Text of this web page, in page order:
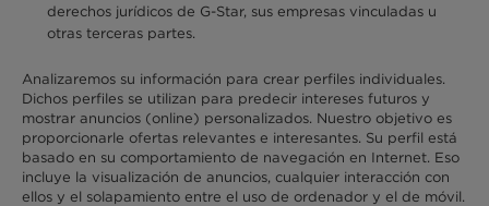
derechos jurídicos de G-Star, sus empresas vinculadas u
otras terceras partes.
Analizaremos su información para crear perfiles individuales.
Dichos perfiles se utilizan para predecir intereses futuros y
mostrar anuncios (online) personalizados. Nuestro objetivo es
proporcionarle ofertas relevantes e interesantes. Su perfil está
basado en su comportamiento de navegación en Internet. Eso
incluye la visualización de anuncios, cualquier interacción con
ellos y el solapamiento entre el uso de ordenador y el de móvil.